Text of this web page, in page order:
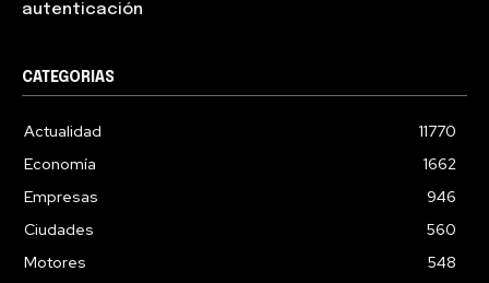
autenticación
CATEGORIAS
Actualidad
11770
Economía
1662
Empresas
946
Ciudades
560
Motores
548